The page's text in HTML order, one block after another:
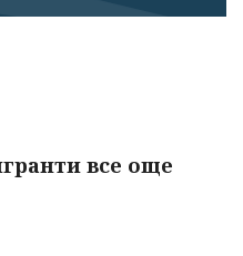
все още